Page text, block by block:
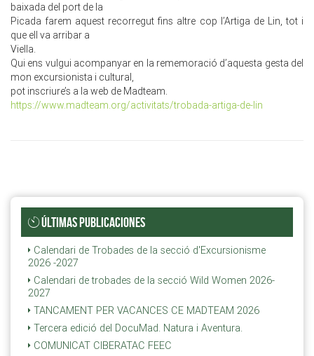
baixada del port de la
Picada farem aquest recorregut fins altre cop l’Artiga de Lin, tot i
que ell va arribar a
Viella.
Qui ens vulgui acompanyar en la rememoració d’aquesta gesta del
mon excursionista i cultural,
pot inscriure’s a la web de Madteam.
https://www.madteam.org/activitats/trobada-artiga-de-lin
ÚLTIMAS PUBLICACIONES
Calendari de Trobades de la secció d'Excursionisme
2026 -2027
Calendari de trobades de la secció Wild Women 2026-
2027
TANCAMENT PER VACANCES CE MADTEAM 2026
Tercera edició del DocuMad. Natura i Aventura.
COMUNICAT CIBERATAC FEEC